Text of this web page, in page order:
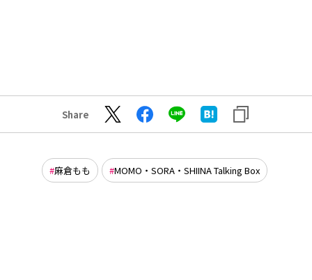
Share
麻倉もも MOMO・SORA・SHIINA Talking Box